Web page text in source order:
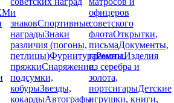
и
знаковСпортивные
наградыЗнаки
различия (погоны,
петлицы)ФурнитураРемни,
пряжкиСнаряжение,
подсумки,
кобурыЗвезды,
кокардыАвтографы
офицеров
советского
флотаОткрытки,
письмаДокументы,
грамотыИзделия
из серебра и
золота,
портсигарыДетские
игрушки, книги,